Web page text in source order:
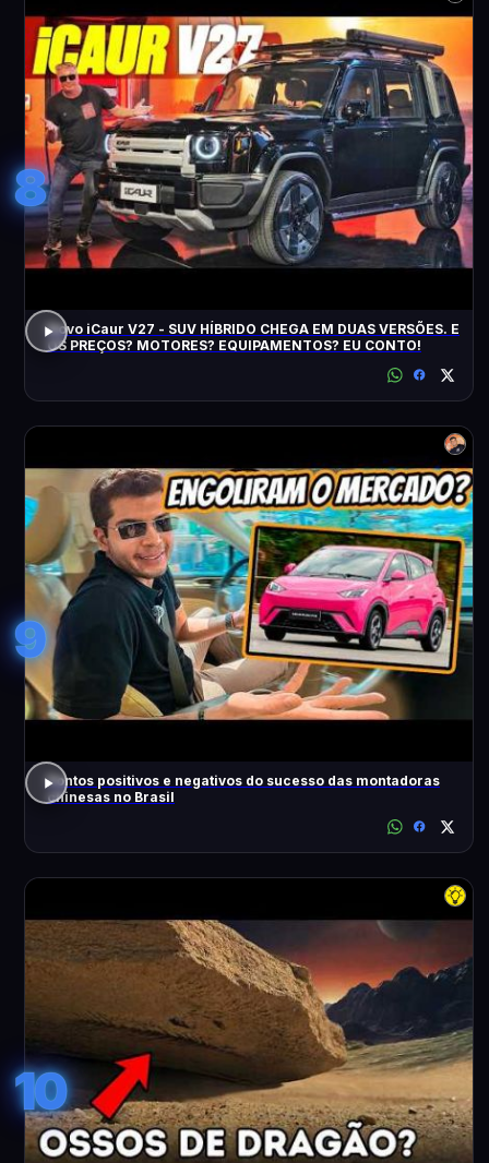
8
Novo iCaur V27 - SUV HÍBRIDO CHEGA EM DUAS VERSÕES. E
OS PREÇOS? MOTORES? EQUIPAMENTOS? EU CONTO!
9
Pontos positivos e negativos do sucesso das montadoras
chinesas no Brasil
10